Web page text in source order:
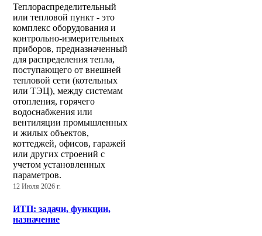
Теплораспределительный
или тепловой пункт - это
комплекс оборудования и
контрольно-измерительных
приборов, предназначенный
для распределения тепла,
поступающего от внешней
тепловой сети (котельных
или ТЭЦ), между системам
отопления, горячего
водоснабжения или
вентиляции промышленных
и жилых объектов,
коттеджей, офисов, гаражей
или других строений с
учетом установленных
параметров.
12 Июля 2026 г.
ИТП: задачи, функции,
назначение